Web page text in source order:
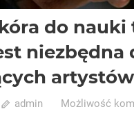
do nauki
niezbędna
admin Możliwość